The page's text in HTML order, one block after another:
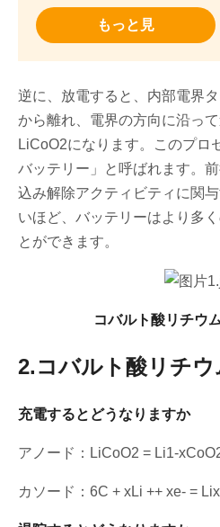
もっと見
逆に、放電すると、内部電界
から離れ、電界の方向に沿っ
LiCoO2になります。このプロ
バッテリー」と呼ばれます。
込み解除アクティビティに関
いほど、バッテリーはより多
とができます。
コバルト酸リチウ
2.コバルト酸リチ
充電するとどうなりますか
アノード：LiCoO2 = Li1-
カソード：6C + xLi ++ xe- =